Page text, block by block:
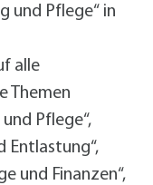
und Pflege“ in
alle
Themen
und Pflege“,
Entlastung“,
und Finanzen“,